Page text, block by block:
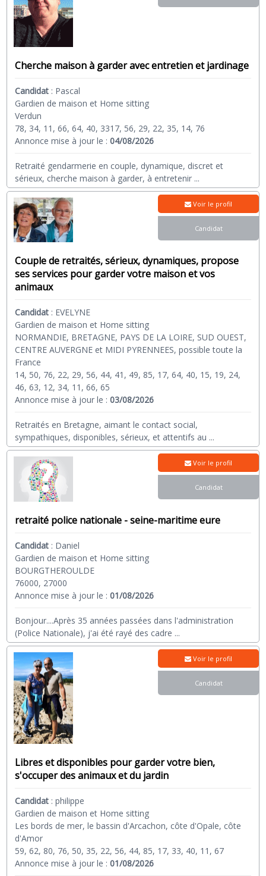
Cherche maison à garder avec entretien et jardinage
Candidat : Pascal
Gardien de maison et Home sitting
Verdun
78, 34, 11, 66, 64, 40, 3317, 56, 29, 22, 35, 14, 76
Annonce mise à jour le :04/08/2026
Retraité gendarmerie en couple, dynamique, discret et
sérieux, cherche maison à garder, à entretenir ...
Couple de retraités, sérieux, dynamiques, propose
ses services pour garder votre maison et vos
animaux
Candidat : EVELYNE
Gardien de maison et Home sitting
NORMANDIE, BRETAGNE, PAYS DE LA LOIRE, SUD OUEST,
CENTRE AUVERGNE et MIDI PYRENNEES, possible toute la
France
14, 50, 76, 22, 29, 56, 44, 41, 49, 85, 17, 64, 40, 15, 19, 24,
46, 63, 12, 34, 11, 66, 65
Annonce mise à jour le :03/08/2026
Retraités en Bretagne, aimant le contact social,
sympathiques, disponibles, sérieux, et attentifs au ...
Voir le profil
Candidat
retraité police nationale - seine-maritime eure
Candidat : Daniel
Gardien de maison et Home sitting
BOURGTHEROULDE
76000, 27000
Annonce mise à jour le :01/08/2026
Bonjour....Après 35 années passées dans l'administration
(Police Nationale), j'ai été rayé des cadre ...
Voir le profil
Candidat
Libres et disponibles pour garder votre bien,
s'occuper des animaux et du jardin
Candidat :philippe
Gardien de maison et Home sitting
Les bords de mer, le bassin d'Arcachon, côte d'Opale, côte
d'Amor
59, 62, 80, 76, 50, 35, 22, 56, 44, 85, 17, 33, 40, 11, 67
Annonce mise à jour le :01/08/2026
Voir le profil
Candidat